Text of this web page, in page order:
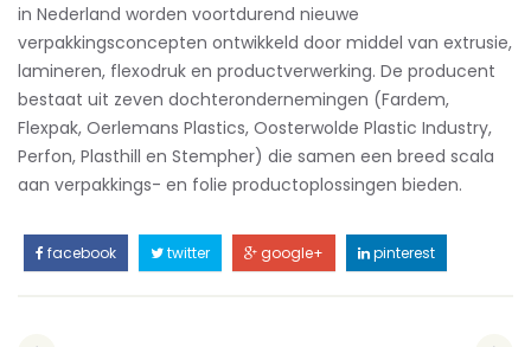
in Nederland worden voortdurend nieuwe
verpakkingsconcepten ontwikkeld door middel van extrusie,
lamineren, flexodruk en productverwerking. De producent
bestaat uit zeven dochterondernemingen (Fardem,
Flexpak, Oerlemans Plastics, Oosterwolde Plastic Industry,
Perfon, Plasthill en Stempher) die samen een breed scala
aan verpakkings- en folie productoplossingen bieden.
facebook twitter google+ pinterest